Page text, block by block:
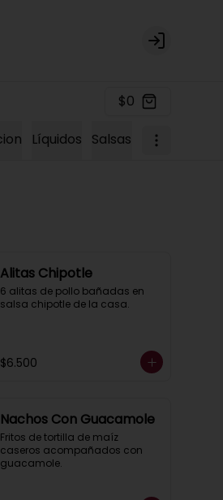
Login
$0
Líquidos Salsas Extras
Alitas Chipotle
6 alitas de pollo bañadas en
salsa chipotle de la casa.
$6.500
Nachos Con Guacamole
Fritos de tortilla de maíz
caseros acompañados con
guacamole.